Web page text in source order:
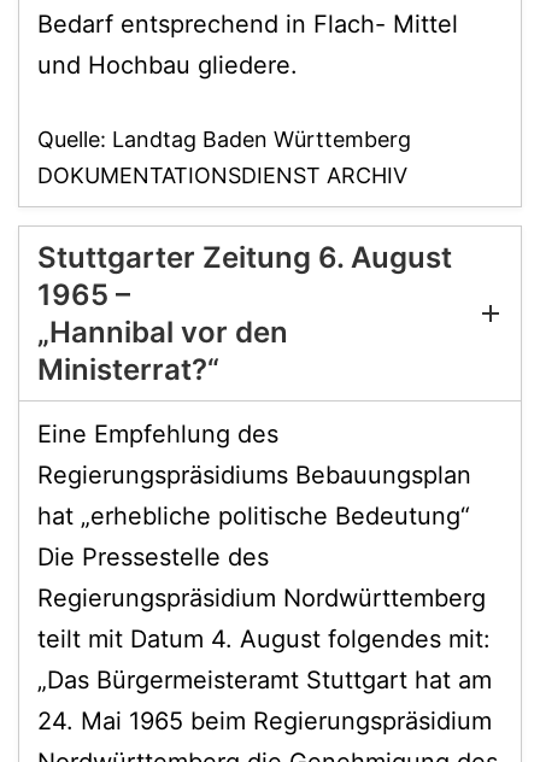
Bedarf entsprechend in Flach- Mittel
und Hochbau gliedere.
Quelle: Landtag Baden Württemberg
DOKUMENTATIONSDIENST ARCHIV
Stuttgarter Zeitung 6. August
1965 –
„Hannibal vor den
Ministerrat?“
Eine Empfehlung des
Regierungspräsidiums Bebauungsplan
hat „erhebliche politische Bedeutung“
Die Pressestelle des
Regierungspräsidium Nordwürttemberg
teilt mit Datum 4. August folgendes mit:
„Das Bürgermeisteramt Stuttgart hat am
24. Mai 1965 beim Regierungspräsidium